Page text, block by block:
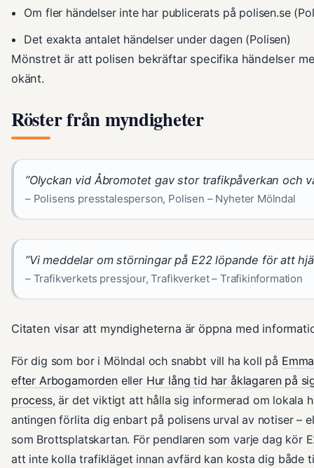
Om fler händelser inte har publicerats på polisen.se
Det exakta antalet händelser under dagen (Polisen)
Mönstret är att polisen bekräftar specifika händelser
okänt.
Röster från myndigheter
”Olyckan vid Åbromotet gav stor trafikpåverkan och
– Polisens presstalesperson, Polisen – Nyheter Mölndal
”Vi meddelar om störningar på E22 löpande för att
– Trafikverkets pressjour, Trafikverket – Trafikinformation
Citaten visar att myndigheterna är öppna med
För dig som bor i Mölndal och snabbt vill ha koll på
efter Arbogamordeneller Hur lång tid har åklagaren på
process, är det viktigt att hålla sig informerad om lokala
antingen förlita dig enbart på polisens urval av notiser –
som Brottsplatskartan. För pendlaren som varje dag kör
att inte kolla trafikläget innan avfärd kan kosta dig både